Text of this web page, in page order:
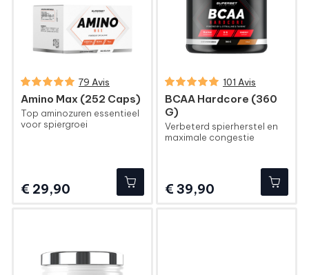
79 Avis
Amino Max (252 Caps)
Top aminozuren essentieel
voor spiergroei
€ 29,90
101 Avis
BCAA Hardcore (360
G)
Verbeterd spierherstel en
maximale congestie
€ 39,90